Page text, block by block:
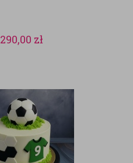
290,00 zł